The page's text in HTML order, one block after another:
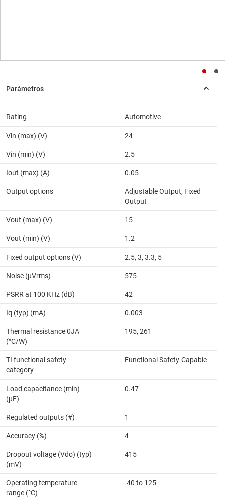
Rating Automotive
Vin (max) (V) 24
Vin (min) (V) 2.5
Iout (max) (A) 0.05
Output options
Adjustable Output, Fixed
Output
Vout (max) (V) 15
Vout (min) (V) 1.2
Fixed output options (V) 2.5, 3, 3.3, 5
Noise (µVrms) 575
PSRR at 100 KHz (dB) 42
Iq (typ) (mA) 0.003
Thermal resistance θJA
(°C/W)
195, 261
TI functional safety
category
Functional Safety-Capable
Load capacitance (min)
(µF)
0.47
Regulated outputs (#) 1
Accuracy (%) 4
Dropout voltage (Vdo) (typ)
(mV)
415
Operating temperature
range (°C)
-40 to 125